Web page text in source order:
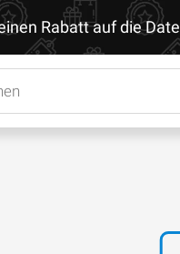
Rabatt auf die